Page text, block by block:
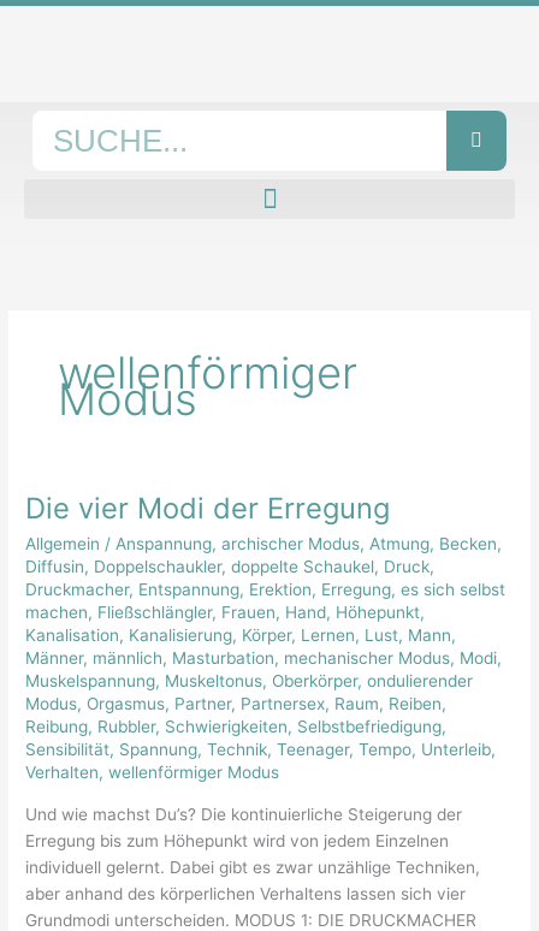
Zum
wellenförmiger
Modus
Die vier Modi der Erregung
Allgemein / Anspannung,archischer Modus, Atmung, Becken,
Diffusin, Doppelschaukler,doppelte Schaukel, Druck,
Druckmacher, Entspannung, Erektion, Erregung,es sich selbst
machen, Fließschlängler, Frauen, Hand, Höhepunkt,
Kanalisation, Kanalisierung, Körper, Lernen, Lust, Mann,
Männer, männlich, Masturbation, mechanischer Modus, Modi,
Muskelspannung, Muskeltonus, Oberkörper,ondulierender
Modus, Orgasmus, Partner, Partnersex, Raum, Reiben,
Reibung, Rubbler, Schwierigkeiten, Selbstbefriedigung,
Sensibilität, Spannung,Technik,Teenager,Tempo, Unterleib,
Verhalten,wellenförmiger Modus
Und wie machst Du’s? Die kontinuierliche Steigerung der
Erregung bis zum Höhepunkt wird von jedem Einzelnen
individuell gelernt. Dabei gibt es zwar unzählige Techniken,
aber anhand des körperlichen Verhaltens lassen sich vier
Grundmodi unterscheiden. MODUS 1: DIE DRUCKMACHER
Die
Modi
der
Erregung